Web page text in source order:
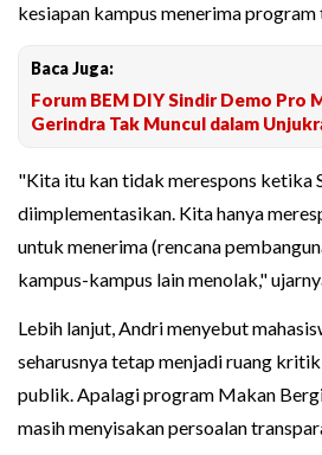
kesiapan kampus menerima
Baca Juga:
Forum BEM DIY Sindir Demo Pro
Gerindra Tak Muncul dalam
"Kita itu kan tidak merespons ketika
diimplementasikan. Kita hanya
untuk menerima (rencana
kampus-kampus lain menolak,"
Lebih lanjut, Andri menyebut
seharusnya tetap menjadi ruang
publik. Apalagi program Makan
masih menyisakan persoalan